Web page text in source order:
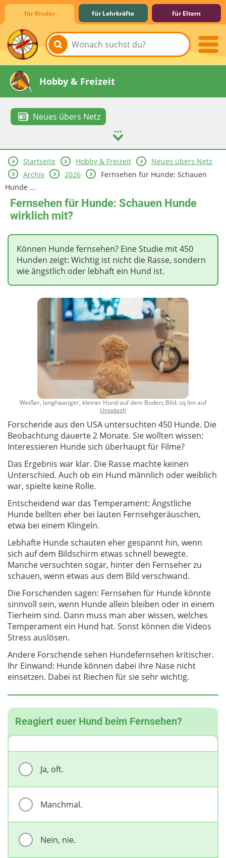
für Kinder für Lehrkräfte für Eltern
Lernen & Schule
Hobby & Freizeit
Neues übers Netz
Spiel & Spaß
Mitreden & Mitmachen
Startseite Hobby & Freizeit
Neues übers Netz
Archiv
2026
Fernsehen für Hunde: Schauen
Hunde ...
Fernsehen für Hunde: Schauen Hunde
wirklich mit?
Können Hunde fernsehen? Eine Studie mit 450
Hunden zeigt: Wichtig ist nicht die Rasse, sondern
wie ängstlich oder lebhaft ein Hund ist.
Weißer, langhaariger, kleiner Hund auf dem Boden; Bild: sq lim auf
Unsplash
Forschende aus den USA untersuchten 450 Hunde. Die
Beobachtung dauerte 2 Monate. Sie wollten wissen:
Interessieren Hunde sich überhaupt für Filme?
Das Ergebnis war klar. Die Rasse machte keinen
Unterschied. Auch ob ein Hund männlich oder weiblich
war, spielte keine Rolle.
Entscheidend war das Temperament: Ängstliche
Hunde bellten eher bei lauten Fernsehgeräuschen,
etwa bei einem Klingeln.
Lebhafte Hunde schauten eher gespannt hin, wenn
sich auf dem Bildschirm etwas schnell bewegte.
Manche versuchten sogar, hinter den Fernseher zu
schauen, wenn etwas aus dem Bild verschwand.
Die Forschenden sagen: Fernsehen für Hunde könnte
sinnvoll sein, wenn Hunde allein bleiben oder in einem
Tierheim sind. Dann muss man aber wissen, welches
Temperament ein Hund hat. Sonst können die Videos
Stress auslösen.
Andere Forschende sehen Hundefernsehen kritischer.
Ihr Einwand: Hunde können dabei ihre Nase nicht
einsetzen. Dabei ist Riechen für sie sehr wichtig.
Reagiert euer Hund beim Fernsehen?
Ja, oft.
Manchmal.
Nein, nie.